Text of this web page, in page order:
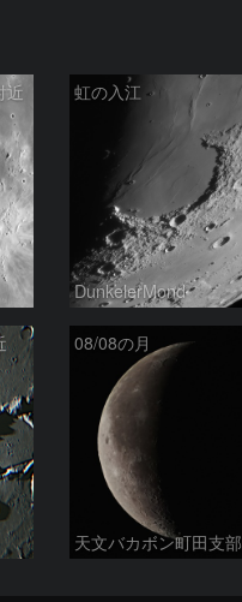
近 虹の入江
DunkelerMond
08/08の月
天文バカボン町田支部